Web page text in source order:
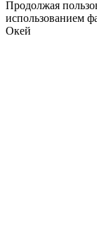
Продолжая
использованием
Окей